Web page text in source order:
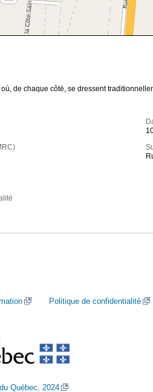
de chaque côté, se dressent
Politique de confidentialité
Québec, 2024